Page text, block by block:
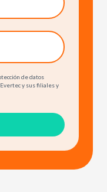
de datos
y sus filiales y